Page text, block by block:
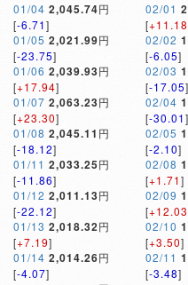
01/04 2,045.74円
[-6.71]
01/05 2,021.99円
[-23.75]
01/06 2,039.93円
[+17.94]
01/07 2,063.23円
[+23.30]
01/08 2,045.11 円
[-18.12]
01/11 2,033.25円
[-11.86]
01/12 2,011.13円
[-22.12]
01/13 2,018.32円
[+7.19]
01/14 2,014.26円
[-4.07]
02/01
[+11.18
02/02
[-6.05]
02/03
[-17.05]
02/04
[-30.01]
02/05
[-2.10]
02/08
[+1.71]
02/09
[+12.03
02/10
[+3.50]
02/11
[-3.48]